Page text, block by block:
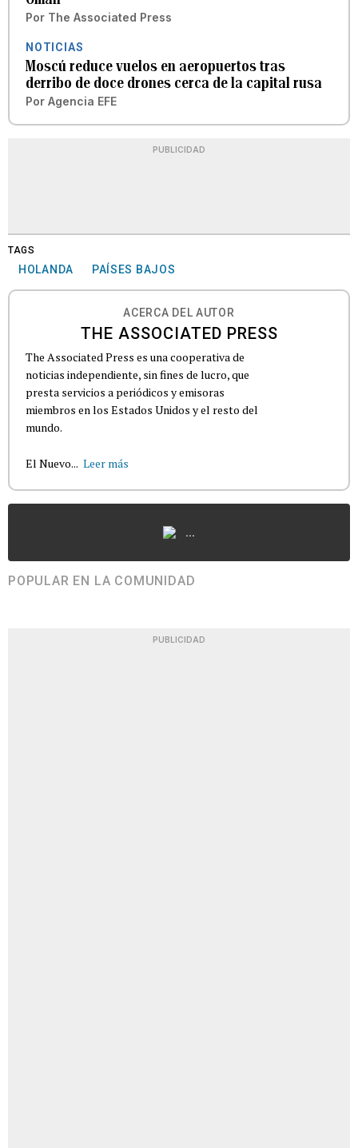
Por The Associated Press
NOTICIAS
Moscú reduce vuelos en aeropuertos tras
derribo de doce drones cerca de la capital rusa
Por Agencia EFE
PUBLICIDAD
TAGS
HOLANDA PAÍSES BAJOS
ACERCA DEL AUTOR
THE ASSOCIATED PRESS
The Associated Press es una cooperativa de
noticias independiente, sin fines de lucro, que
presta servicios a periódicos y emisoras
miembros en los Estados Unidos y el resto del
mundo.
El Nuevo... Leer más
...
POPULAR EN LA COMUNIDAD
PUBLICIDAD